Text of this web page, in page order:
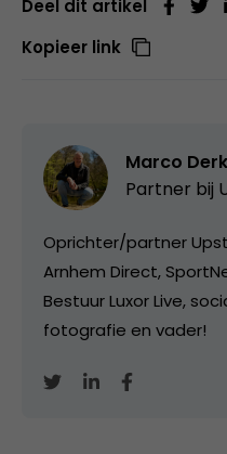
Deel dit artikel
Kopieer link
Marco
Partner bij
Oprichter/partner
Arnhem Direct,
Bestuur Luxor Live,
fotografie en vader!